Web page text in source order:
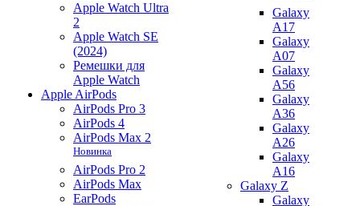
Apple Watch Ultra
2
Apple Watch SE
(2024)
Ремешки для
Apple Watch
Apple AirPods
AirPods Pro 3
AirPods 4
AirPods Max 2
Новинка
AirPods Pro 2
AirPods Max
EarPods
Galaxy
A17
Galaxy
A07
Galaxy
A56
Galaxy
A36
Galaxy
A26
Galaxy
A16
Galaxy Z
Galaxy